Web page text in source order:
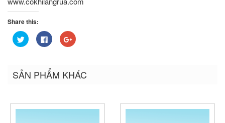
Share this:
Bấm
để
(Opens
in
Nhấn
vào
Facebook
(Opens
in
Bấm
để
(Opens
in
SẢN PHẨM KHÁC